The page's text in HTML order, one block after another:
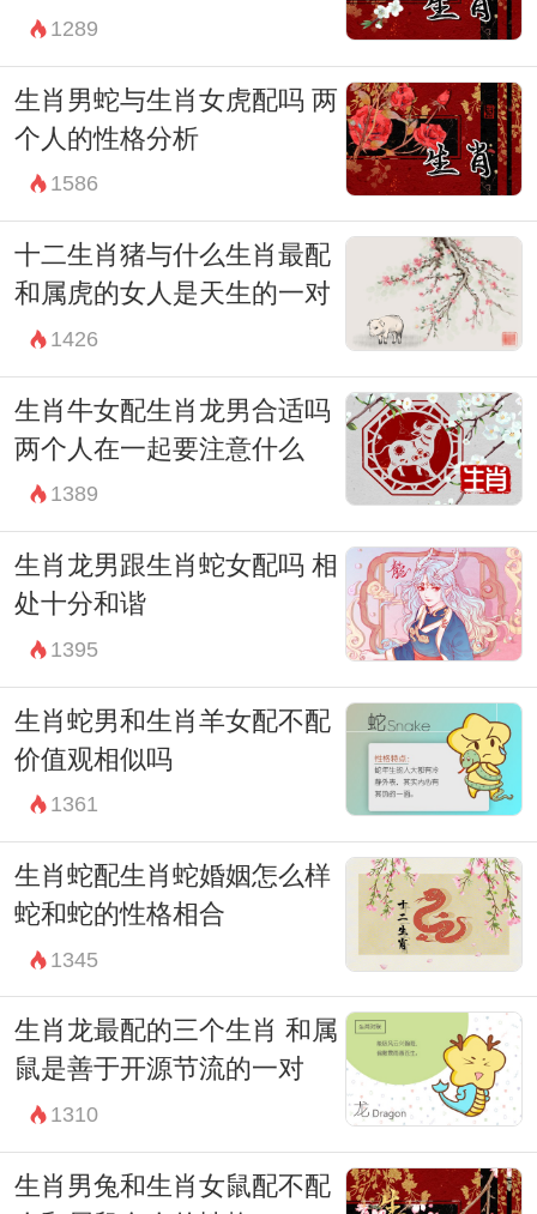
1289
生肖男蛇与生肖女虎配吗 两
个人的性格分析
1586
十二生肖猪与什么生肖最配
和属虎的女人是天生的一对
1426
生肖牛女配生肖龙男合适吗
两个人在一起要注意什么
1389
生肖龙男跟生肖蛇女配吗 相
处十分和谐
1395
生肖蛇男和生肖羊女配不配
价值观相似吗
1361
生肖蛇配生肖蛇婚姻怎么样
蛇和蛇的性格相合
1345
生肖龙最配的三个生肖 和属
鼠是善于开源节流的一对
1310
生肖男兔和生肖女鼠配不配